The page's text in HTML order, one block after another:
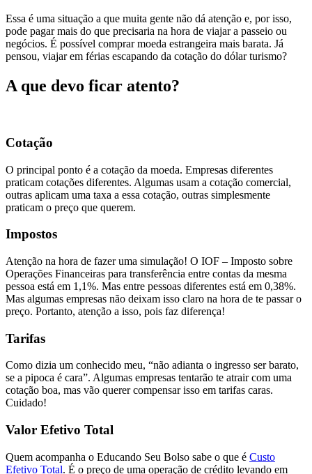
Essa é uma situação a que muita gente não dá atenção e, por isso,
pode pagar mais do que precisaria na hora de viajar a passeio ou
negócios. É possível comprar moeda estrangeira mais barata. Já
pensou, viajar em férias escapando da cotação do dólar turismo?
A que devo ficar atento?
Cotação
O principal ponto é a cotação da moeda. Empresas diferentes
praticam cotações diferentes. Algumas usam a cotação comercial,
outras aplicam uma taxa a essa cotação, outras simplesmente
praticam o preço que querem.
Impostos
Atenção na hora de fazer uma simulação! O IOF – Imposto sobre
Operações Financeiras para transferência entre contas da mesma
pessoa está em 1,1%. Mas entre pessoas diferentes está em 0,38%.
Mas algumas empresas não deixam isso claro na hora de te passar o
preço. Portanto, atenção a isso, pois faz diferença!
Tarifas
Como dizia um conhecido meu, “não adianta o ingresso ser barato,
se a pipoca é cara”. Algumas empresas tentarão te atrair com uma
cotação boa, mas vão querer compensar isso em tarifas caras.
Cuidado!
Valor Efetivo Total
Quem acompanha o Educando Seu Bolso sabe o que é Custo
Efetivo Total. É o preço de uma operação de crédito levando em